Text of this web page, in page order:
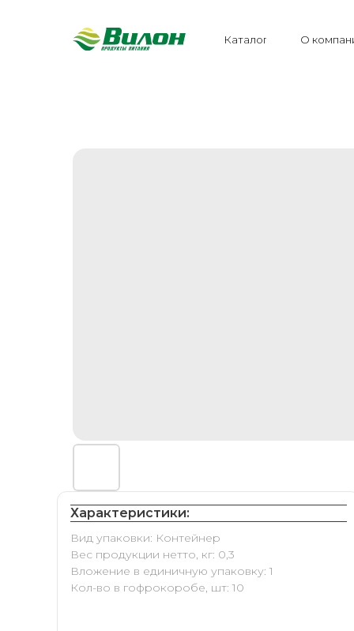
О
Каталог
Характеристики:
Вид упаковки: Контейнер
Вес продукции нетто, кг: 0,3
Вложение в единичную упаковку: 1
Кол-во в гофрокоробе, шт: 10